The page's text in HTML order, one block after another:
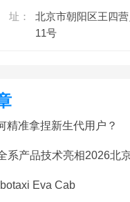
：
北京市朝阳区王四
11号
精准拿捏新生代用户？
系产品技术亮相2026北
Eva Cab